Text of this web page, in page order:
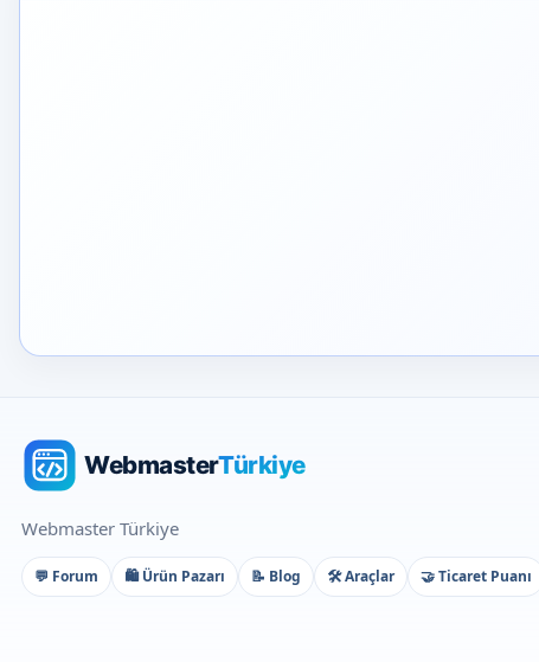
Webmaster Türkiye
💬 Forum 🛍️ Ürün Pazarı 📝 Blog 🛠️ Araçlar 🤝 Ticaret Puanı